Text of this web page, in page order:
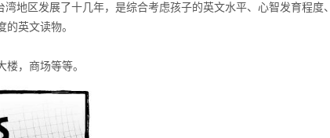
地区发展了十几年，是综合考虑孩子的英文水平、心智发育程度、
英文读物。
，商场等等。